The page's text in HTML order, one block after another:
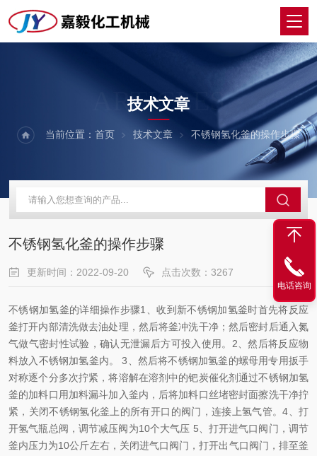
ARTICLES
技术文章
当前位置： 首页 技术文章 不锈钢氢化釜的操作步骤
不锈钢氢化釜的操作步骤
更新时间：2022-09-20 点击次数：3267
不锈钢加氢釜的详细操作步骤1、收到新不锈钢加氢釜时首先将反应
釜打开内部清洗做去油处理，然后将釜冲洗干净；然后密封后通入氮
气做气密封性试验，确认无泄漏后方可投入使用。2、然后将反应物
料放入不锈钢加氢釜内。 3、然后将不锈钢加氢釜的螺母用专用扳手
对称逐个分多次拧紧，将溶解在溶剂中的钯炭催化剂通过不锈钢加氢
釜的加料口用加料漏斗加入釜内，后将加料口丝堵密封面擦洗干净拧
紧，关闭不锈钢氢化釜上的所有开口的阀门，连接上氢气管。4、打
开氢气瓶总阀，调节减压阀为10个大气压 5、打开进气口阀门，调节
釜内压力为10公斤左右，关闭进气口阀门，打开出气口阀门，排至釜
电话咨询